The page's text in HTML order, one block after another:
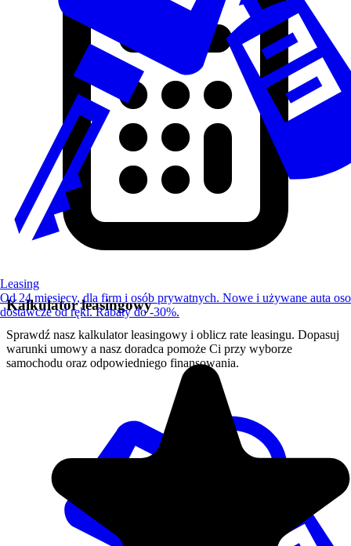
Kalkulator leasingowy
Sprawdź nasz kalkulator leasingowy i oblicz rate leasingu. Dopasuj
warunki umowy a nasz doradca pomoże Ci przy wyborze
samochodu oraz odpowiedniego finansowania.
Leasing
Od 24 miesięcy, dla firm i osób prywatnych. Nowe i używane auta
dostawcze od ręki. Rabaty do -30%.